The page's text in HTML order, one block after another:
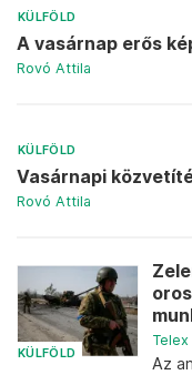
KÜLFÖLD
A vasárnap erős
Rovó Attila
KÜLFÖLD
Vasárnapi
Rovó Attila
KÜLFÖLD
Telex
Az